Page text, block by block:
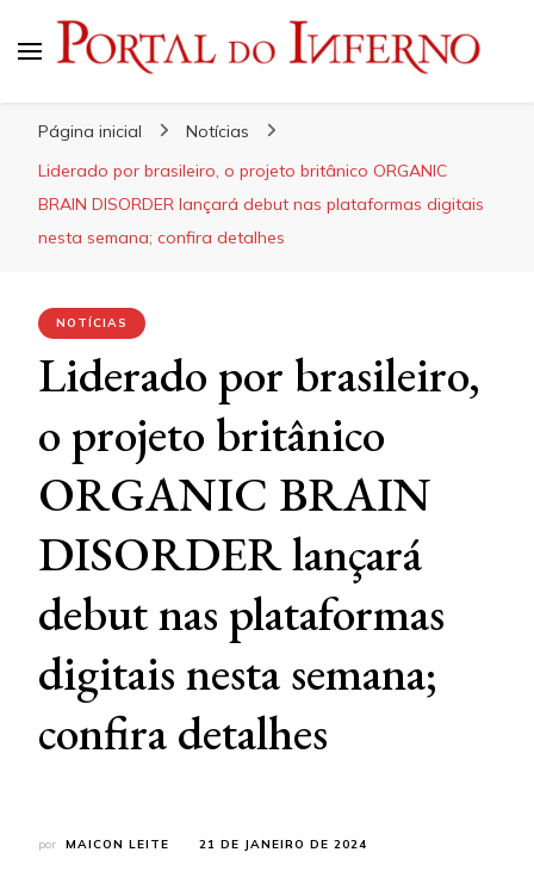
Página inicial
Notícias
Liderado por brasileiro, o projeto britânico ORGANIC
BRAIN DISORDER lançará debut nas plataformas digitais
nesta semana; confira detalhes
NOTÍCIAS
Liderado por brasileiro,
o projeto britânico
ORGANIC BRAIN
DISORDER lançará
debut nas plataformas
digitais nesta semana;
confira detalhes
por MAICON LEITE 21 DE JANEIRO DE 2024